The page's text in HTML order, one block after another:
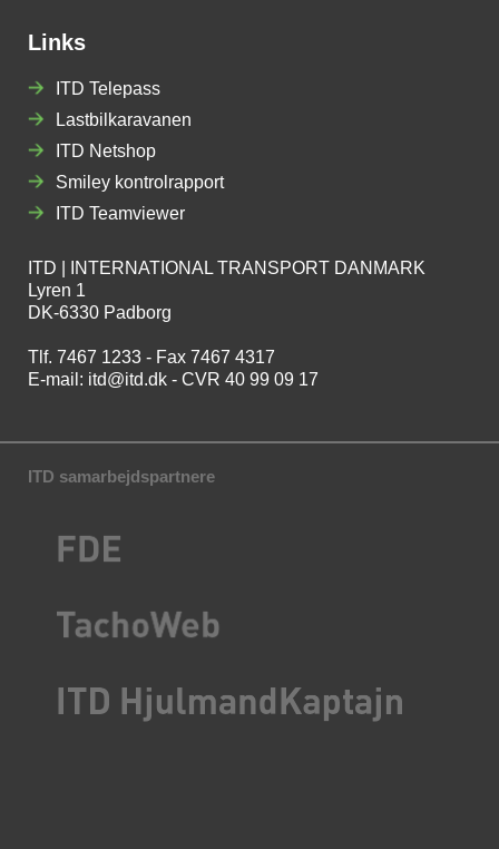
Links
ITD Telepass
Lastbilkaravanen
ITD Netshop
Smiley kontrolrapport
ITD Teamviewer
ITD | INTERNATIONAL TRANSPORT DANMARK
Lyren 1
DK-6330 Padborg
Tlf. 7467 1233 - Fax 7467 4317
E-mail: itd@itd.dk - CVR 40 99 09 17
ITD samarbejdspartnere